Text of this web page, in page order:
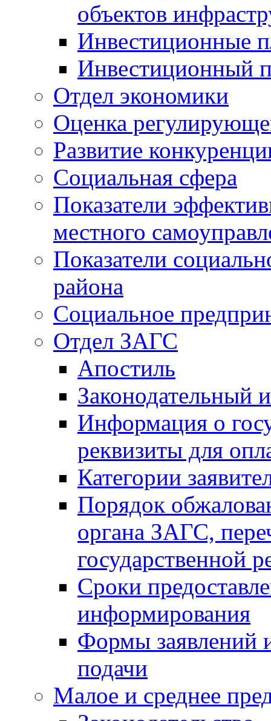
объектов
Инвестиционные
Инвестиционный
Отдел экономики
Оценка
Развитие
Социальная сфера
Показатели
местного
Показатели
района
Социальное
Отдел ЗАГС
Апостиль
Законодательный
Информация о
реквизиты для
Категории
Порядок
органа ЗАГС,
государственной
Сроки
информирования
Формы заявлений
подачи
Малое и среднее